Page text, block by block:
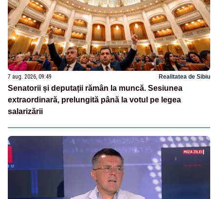
7 aug. 2026, 09:49 Realitatea de Sibiu
Senatorii și deputații rămân la muncă. Sesiunea
extraordinară, prelungită până la votul pe legea
salarizării